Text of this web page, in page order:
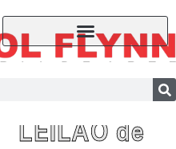
LEILÃO de